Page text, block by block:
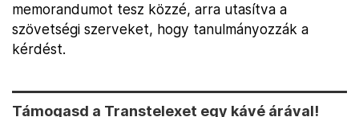
memorandumot tesz közzé, arra utasítva a
szövetségi szerveket, hogy tanulmányozzák a
kérdést.
Támogasd a Transtelexet egy kávé árával!